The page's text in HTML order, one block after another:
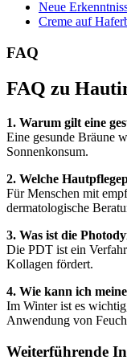
Neue
Creme auf
FAQ
FAQ zu
1. Warum gilt eine
Eine gesunde Bräune
Sonnenkonsum.
2. Welche
Für Menschen mit
dermatologische
3. Was ist die
Die PDT ist ein
Kollagen fördert.
4. Wie kann ich
Im Winter ist es
Anwendung von
Weiterführende